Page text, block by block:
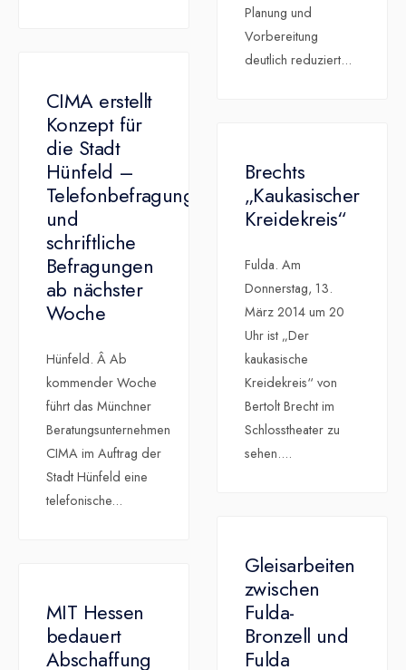
Planung und
Vorbereitung
deutlich reduziert...
CIMA erstellt
Konzept für
die Stadt
Hünfeld –
Telefonbefragung
und
schriftliche
Befragungen
ab nächster
Woche
Hünfeld. Â Ab
kommender Woche
führt das Münchner
Beratungsunternehmen
CIMA im Auftrag der
Stadt Hünfeld eine
telefonische...
Brechts
„Kaukasischer
Kreidekreis“
Fulda. Am
Donnerstag, 13.
März 2014 um 20
Uhr ist „Der
kaukasische
Kreidekreis“ von
Bertolt Brecht im
Schlosstheater zu
sehen....
Gleisarbeiten
zwischen
Fulda-
Bronzell und
Fulda
MIT Hessen
bedauert
Abschaffung